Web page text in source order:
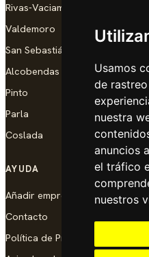
Usamos
de
nuestra
anuncios
el tráfico
nuestros
Rivas-Vaciamadrid
Valdemoro
San Sebastián de los Reyes
Alcobendas
Pinto
Parla
Coslada
AYUDA
Añadir empresa
Contacto
Política de Privacidad